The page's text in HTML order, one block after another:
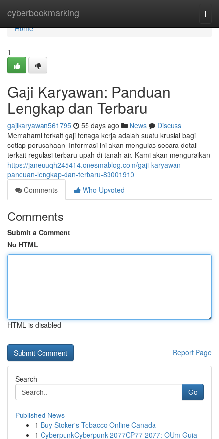
cyberbookmarking
Home
Home
1
Gaji Karyawan: Panduan
Lengkap dan Terbaru
gajikaryawan561795 55 days ago News
Discuss
Memahami terkait gaji tenaga kerja adalah suatu krusial bagi
setiap perusahaan. Informasi ini akan mengulas secara detail
terkait regulasi terbaru upah di tanah air. Kami akan menguraikan
https://janeuuqh245414.onesmablog.com/gaji-karyawan-
panduan-lengkap-dan-terbaru-83001910
Comments
Who Upvoted
Comments
Submit a Comment
No HTML
HTML is disabled
Report Page
Search
Go
Published News
1 Buy Stoker's Tobacco Online Canada
1 CyberpunkCyberpunk 2077CP77 2077: OUm Guia